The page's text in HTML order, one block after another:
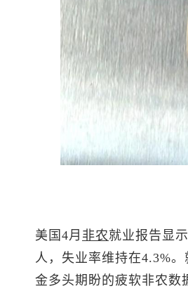
美国4月 非农就业报告显
人，失业率维持在4.3%
金多头期盼的疲软非农数